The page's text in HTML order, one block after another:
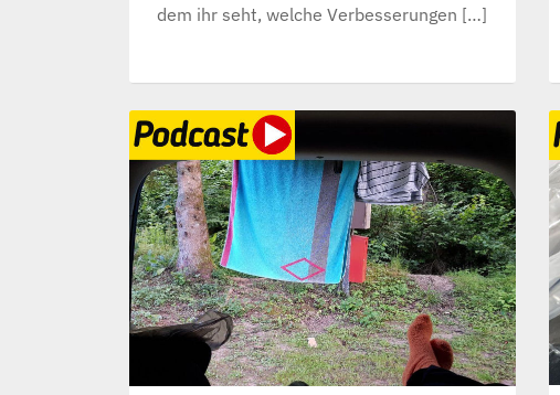
dem ihr seht, welche Verbesserungen […]